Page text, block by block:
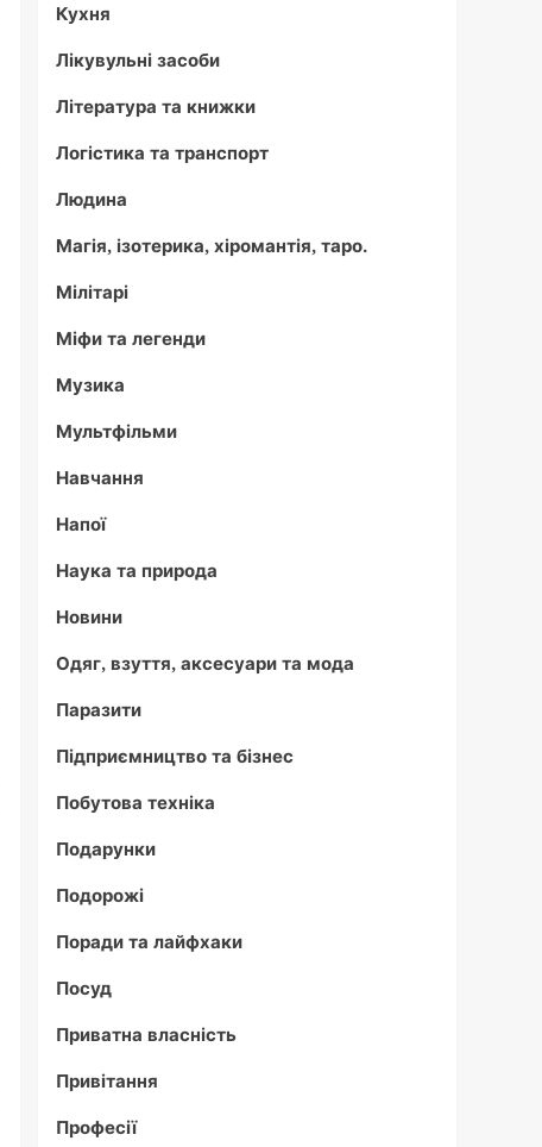
Кухня
Лікувульні засоби
Література та книжки
Логістика та транспорт
Людина
Магія, ізотерика, хіромантія, таро.
Мілітарі
Міфи та легенди
Музика
Мультфільми
Навчання
Напої
Наука та природа
Новини
Одяг, взуття, аксесуари та мода
Паразити
Підприємництво та бізнес
Побутова техніка
Подарунки
Подорожі
Поради та лайфхаки
Посуд
Приватна власність
Привітання
Професії